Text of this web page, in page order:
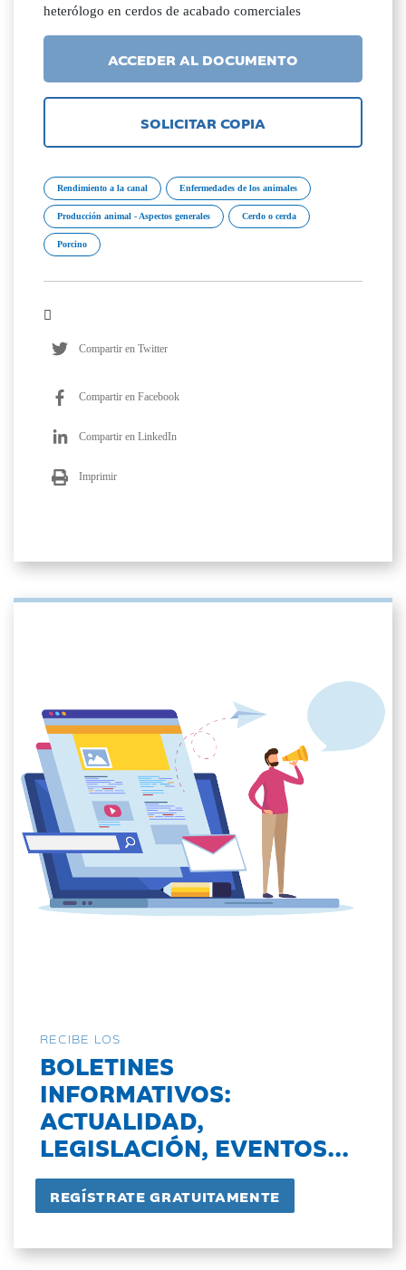
heterólogo en cerdos de acabado comerciales
ACCEDER AL DOCUMENTO
SOLICITAR COPIA
Rendimiento a la canal Enfermedades de los animales
Producción animal - Aspectos generales Cerdo o cerda
Porcino
Compartir en Twitter
Compartir en Facebook
Compartir en LinkedIn
Imprimir
RECIBE LOS
BOLETINES
INFORMATIVOS:
ACTUALIDAD,
LEGISLACIÓN, EVENTOS...